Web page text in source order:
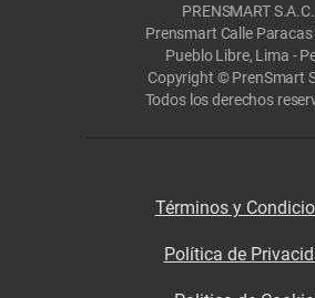
PRENSMART S.A.C.
Prensmart Calle
Pueblo Libre, Lima -
Copyright © PrenSmart
Todos los derechos
Términos y
Política de